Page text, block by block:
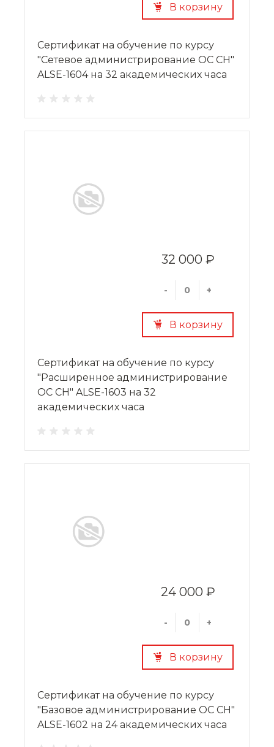
В корзину
Сертификат на обучение по курсу
"Сетевое администрирование ОС СН"
ALSE-1604 на 32 академических часа
32 000 ₽
- +
В корзину
Сертификат на обучение по курсу
"Расширенное администрирование
ОС СН" ALSE-1603 на 32
академических часа
24 000 ₽
- +
В корзину
Сертификат на обучение по курсу
"Базовое администрирование ОС СН"
ALSE-1602 на 24 академических часа